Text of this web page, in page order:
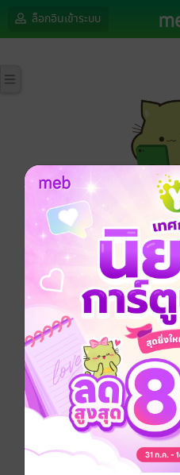
ล็อกอินเข้าระบบ
กรุณาเข้าสู่ระบบก่อ
ล็อกอิน